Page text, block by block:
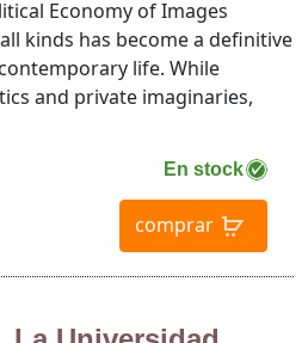
En stock
comprar
Economy of Images
kinds has become a definitive
life. While
and private imaginaries,